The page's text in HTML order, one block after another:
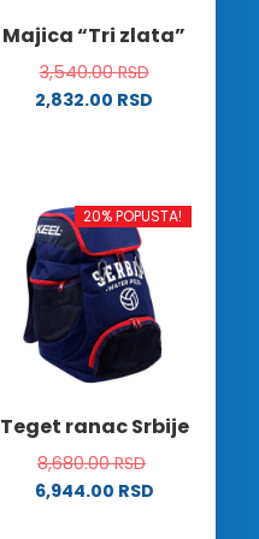
stranici
proizvoda.
Majica “Tri zlata”
3,540.00RSD
2,832.00 RSD
više
varijanti.
Opcije
mogu
biti
izabrane
na
proizvoda.
20% POPUSTA!
Teget ranac Srbije
8,680.00RSD
6,944.00 RSD